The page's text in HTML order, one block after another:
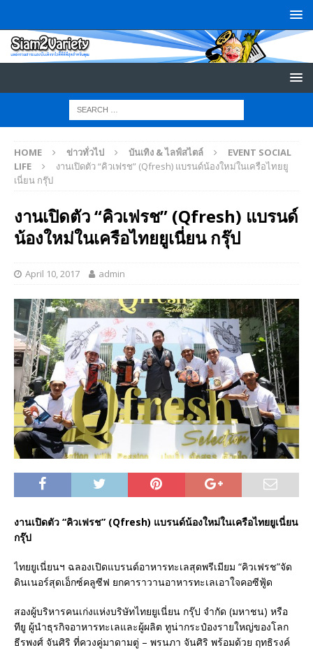
HOME ข่าวทั่วไป บันเทิง & ไลฟ์สไตล์
EVENT SOCIAL
LIFE
งานเปิดตัว “คิวเฟรช” (Qfresh) แบรนด์น้องใหม่ในเครือไทยยู
เนี่ยน กรุ๊ป
งานเปิดตัว “คิวเฟรช” (Qfresh) แบรนด์
น้องใหม่ในเครือไทยยูเนี่ยน กรุ๊ป
April 10, 2017 admin
งานเปิดตัว “คิวเฟรช” (Qfresh) แบรนด์น้องใหม่ในเครือไทยยูเนี่ยน
กรุ๊ป
ไทยยูเนี่ยนฯ ฉลองเปิดแบรนด์อาหารทะเลสุดพรีเมียม “คิวเฟรช”จัด
ดินเนอร์สุดเอ็กซ์คลูซีฟ ยกคาราวานอาหารทะเลเอาใจคอซีฟู้ด
สองผู้บริหารคนเก่งแห่งบริษัทไทยยูเนี่ยน กรุ๊ป จำกัด (มหาชน) หรือ
ทียู ผู้นำธุรกิจอาหารทะเลและผู้ผลิต ทูน่ากระป๋องรายใหญ่ของโลก
ธีรพงศ์ จันศิริ ที่ควงคู่มาดามตู่ – พรนภา จันศิริ พร้อมด้วย ฤทธิรงค์